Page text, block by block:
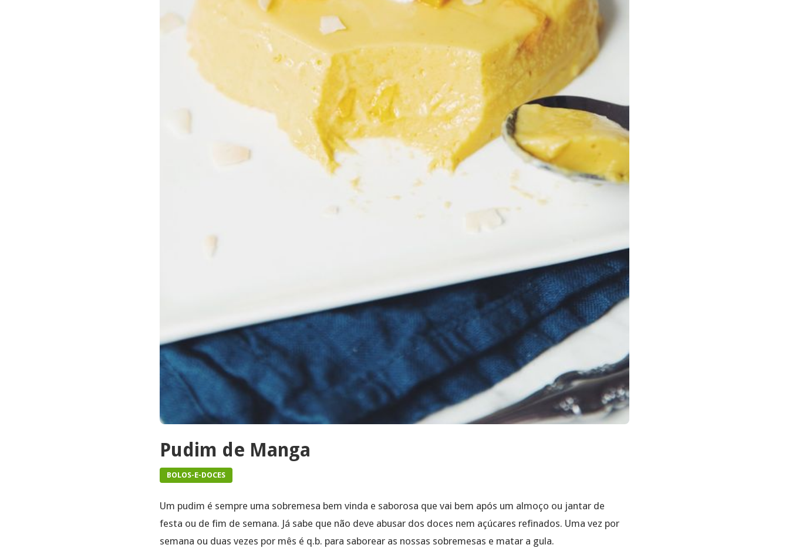
Pudim de Manga
BOLOS-E-DOCES
Um pudim é sempre uma sobremesa bem vinda e saborosa que vai bem após um almoço ou jantar de
festa ou de fim de semana. Já sabe que não deve abusar dos doces nem açúcares refinados. Uma vez por
semana ou duas vezes por mês é q.b. para saborear as nossas sobremesas e matar a gula.